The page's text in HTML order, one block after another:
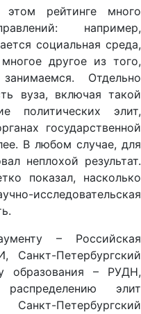
рейтинге много
например,
социальная среда,
другое из того,
Отдельно
вуза, включая такой
политических элит,
государственной
В любом случае, для
неплохой результат.
показал, насколько
исследовательская
– Российская
Санкт-Петербургский
образования – РУДН,
элит
Петербургский